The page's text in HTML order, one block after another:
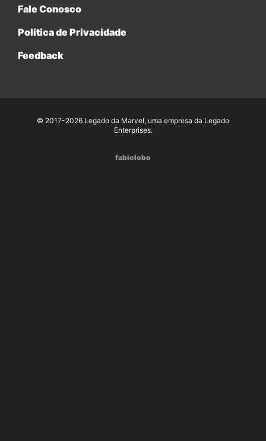
Fale Conosco
Política de Privacidade
Feedback
© 2017-2026 Legado da Marvel, uma empresa da Legado
Enterprises.
fabiolobo